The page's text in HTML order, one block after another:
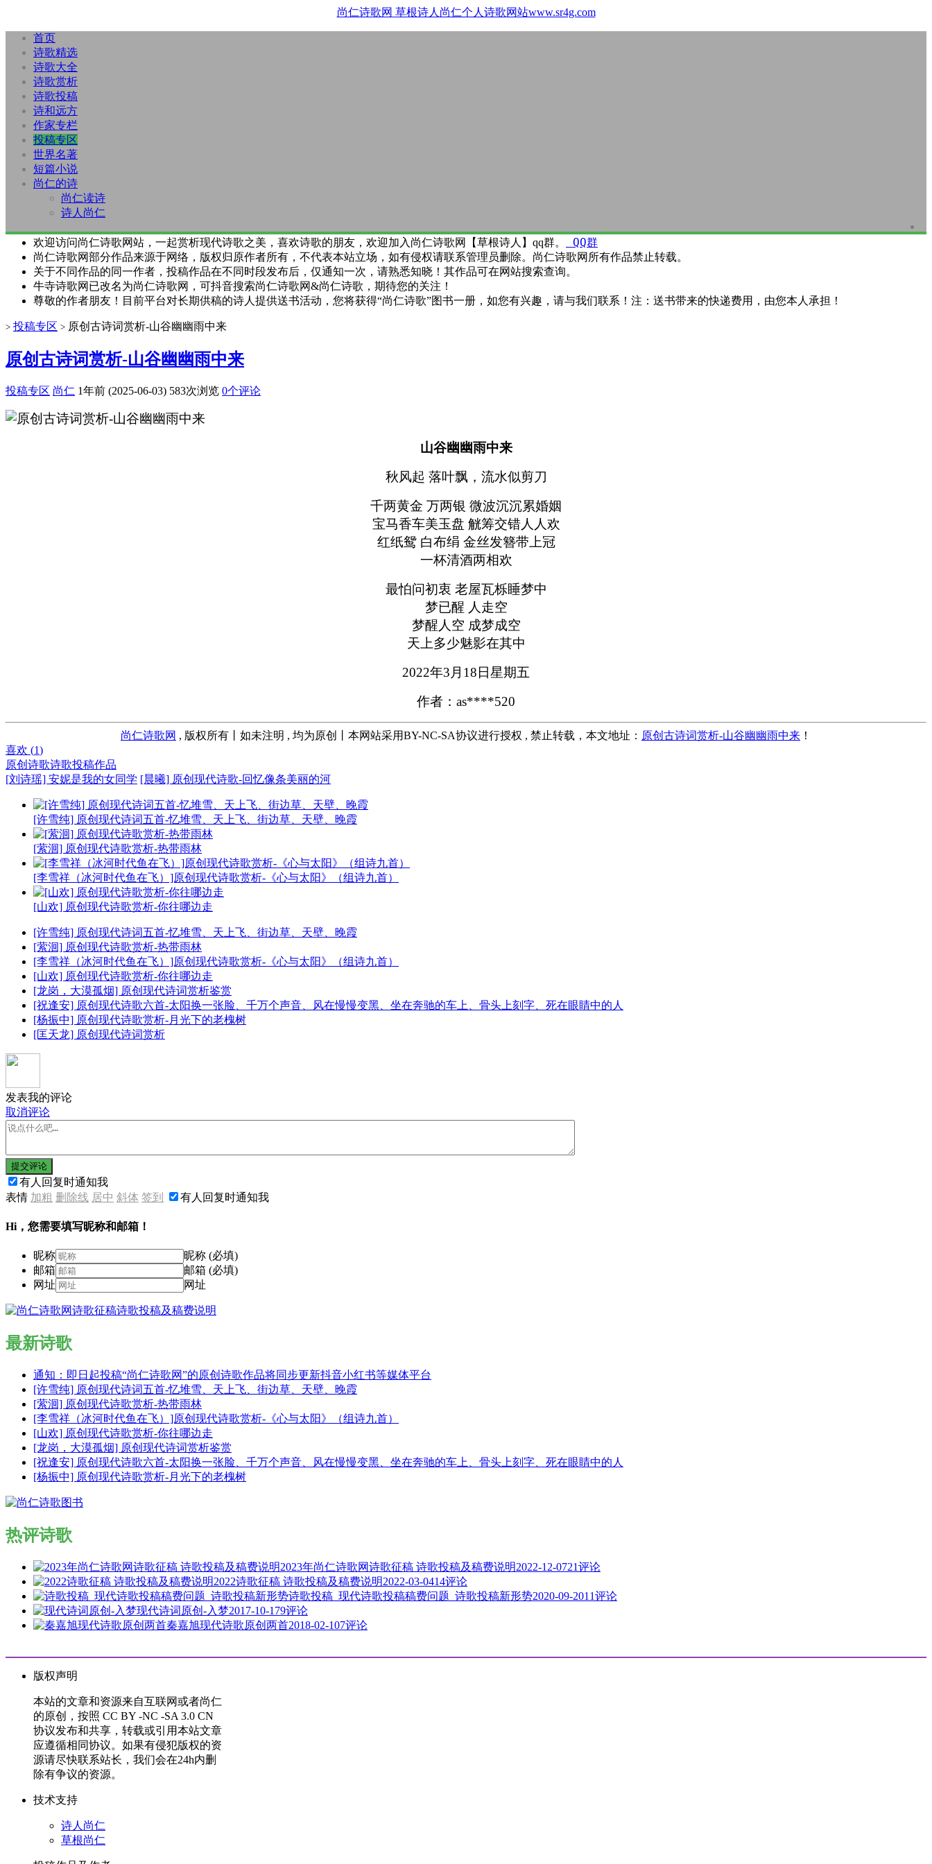
尚仁诗歌网 草根诗人尚仁个人诗歌网站www.sr4g.com
首页
诗歌精选
诗歌大全
诗歌赏析
诗歌投稿
诗和远方
作家专栏
投稿专区
世界名著
短篇小说
尚仁的诗
尚仁读诗
诗人尚仁
欢迎访问尚仁诗歌网站，一起赏析现代诗歌之美，喜欢诗歌的朋友，欢迎加入尚仁诗歌网【草根诗人】qq群。 QQ群
尚仁诗歌网部分作品来源于网络，版权归原作者所有，不代表本站立场，如有侵权请联系管理员删除。尚仁诗歌网所有作品禁止转载。
关于不同作品的同一作者，投稿作品在不同时段发布后，仅通知一次，请熟悉知晓！其作品可在网站搜索查询。
牛寺诗歌网已改名为尚仁诗歌网，可抖音搜索尚仁诗歌网&尚仁诗歌，期待您的关注！
尊敬的作者朋友！目前平台对长期供稿的诗人提供送书活动，您将获得“尚仁诗歌”图书一册，如您有兴趣，请与我们联系！注：送书带来的快递费用，由您本人承担！
> 投稿专区 > 原创古诗词赏析-山谷幽幽雨中来
原创古诗词赏析-山谷幽幽雨中来
投稿专区 尚仁 1年前 (2025-06-03) 583次浏览 0个评论
山谷幽幽雨中来
秋风起 落叶飘，流水似剪刀
千两黄金 万两银 微波沉沉累婚姻
宝马香车美玉盘 觥筹交错人人欢
红纸鸳 白布绢 金丝发簪带上冠
一杯清酒两相欢
最怕问初衷 老屋瓦栎睡梦中
梦已醒 人走空
梦醒人空 成梦成空
天上多少魅影在其中
2022年3月18日星期五
作者：as****520
尚仁诗歌网 , 版权所有丨如未注明 , 均为原创丨本网站采用BY-NC-SA协议进行授权 , 禁止转载，本文地址： 原创古诗词赏析-山谷幽幽雨中来 ！
喜欢 (1)
原创诗歌诗歌投稿作品
[刘诗瑶] 安妮是我的女同学 [晨曦] 原创现代诗歌-回忆像条美丽的河
[许雪纯] 原创现代诗词五首-忆堆雪、天上飞、街边草、天壁、晚霞
[萦洄] 原创现代诗歌赏析-热带雨林
[李雪祥（冰河时代鱼在飞）]原创现代诗歌赏析-《心与太阳》（组诗九首）
[山欢] 原创现代诗歌赏析-你往哪边走
[许雪纯] 原创现代诗词五首-忆堆雪、天上飞、街边草、天壁、晚霞
[萦洄] 原创现代诗歌赏析-热带雨林
[李雪祥（冰河时代鱼在飞）]原创现代诗歌赏析-《心与太阳》（组诗九首）
[山欢] 原创现代诗歌赏析-你往哪边走
[龙岗，大漠孤烟] 原创现代诗词赏析鉴赏
[祝逢安] 原创现代诗歌六首-太阳换一张脸、千万个声音、风在慢慢变黑、坐在奔驰的车上、骨头上刻字、死在眼睛中的人
[杨振中] 原创现代诗歌赏析-月光下的老槐树
[匡天龙] 原创现代诗词赏析
发表我的评论
取消评论
提交评论
有人回复时通知我
表情 加粗 删除线 居中 斜体 签到 有人回复时通知我
Hi，您需要填写昵称和邮箱！
昵称
昵称 (必填)
邮箱
邮箱 (必填)
网址
网址
最新诗歌
通知：即日起投稿“尚仁诗歌网”的原创诗歌作品将同步更新抖音小红书等媒体平台
[许雪纯] 原创现代诗词五首-忆堆雪、天上飞、街边草、天壁、晚霞
[萦洄] 原创现代诗歌赏析-热带雨林
[李雪祥（冰河时代鱼在飞）]原创现代诗歌赏析-《心与太阳》（组诗九首）
[山欢] 原创现代诗歌赏析-你往哪边走
[龙岗，大漠孤烟] 原创现代诗词赏析鉴赏
[祝逢安] 原创现代诗歌六首-太阳换一张脸、千万个声音、风在慢慢变黑、坐在奔驰的车上、骨头上刻字、死在眼睛中的人
[杨振中] 原创现代诗歌赏析-月光下的老槐树
热评诗歌
2023年尚仁诗歌网诗歌征稿 诗歌投稿及稿费说明2022-12-0721评论
2022诗歌征稿 诗歌投稿及稿费说明2022-03-0414评论
诗歌投稿_现代诗歌投稿稿费问题_诗歌投稿新形势2020-09-2011评论
现代诗词原创-入梦2017-10-179评论
秦嘉旭现代诗歌原创两首2018-02-107评论
版权声明
本站的文章和资源来自互联网或者尚仁
的原创，按照 CC BY -NC -SA 3.0 CN
协议发布和共享，转载或引用本站文章
应遵循相同协议。如果有侵犯版权的资
源请尽快联系站长，我们会在24h内删
除有争议的资源。
技术支持
诗人尚仁
草根尚仁